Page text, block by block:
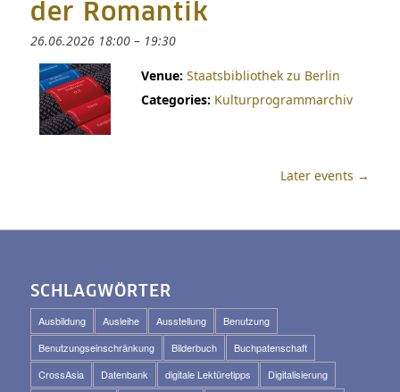
der Romantik
26.06.2026 18:00– 19:30
Venue: Staatsbibliothek zu Berlin
Categories: Kulturprogrammarchiv
Later events →
SCHLAGWÖRTER
Ausbildung Ausleihe Ausstellung
Benutzung
Benutzungseinschränkung
Bilderbuch
Buchpatenschaft
CrossAsia
Datenbank digitale Lektüretipps
Digitalisierung